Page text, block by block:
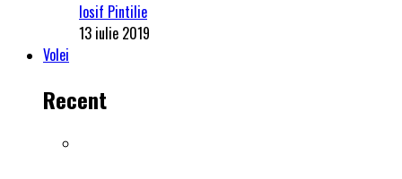
Iosif Pintilie
13 iulie 2019
Volei
Recent